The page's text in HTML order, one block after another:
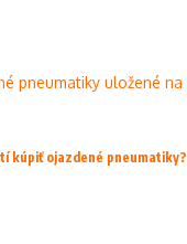
kúpiť ojazdené pneumatiky?